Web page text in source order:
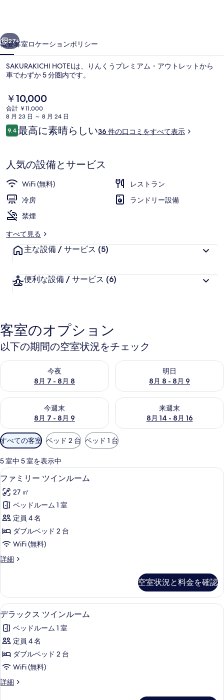
ラ
リ
ー
27+
概要客室ロケーションポリシー
SAKURAKICHI HOTELは、りんくうプレミアム・アウトレットから
車でわずか 5 分圏内です。
現
在
の
料
金
で
す
￥10,000
合計 ￥11,000
8 月 23 日 ～ 8 月 24 日
口
コ
9.410段階中9.4
最高に素晴らしい36 件の口コミをすべて表示
人気の設備とサービス
WiFi (無料)
レストラン
冷房
ランドリー設備
禁煙
すべて見る
主な設備 / サービス (5)
便利な設備 / サービス (6)
客室のオプション
以下の期間の空室状況をチェック
今夜
8月 7 - 8月 8
今夜 8月 7 - 8月 8 の空室状況をチェック
明日
8月 8 - 8月 9
明日 8月 8 - 8月 9 の空室状況
今週末
8月 7 - 8月 9
今週末 8月 7 - 8月 9 の空室状況をチェック
来週末
8月 14 - 8月 16
来週末 8月 14 - 8月 16 の空室
利
用
可
能
な
客
室
の
り
込
み
すべての客室 ベッド 2 台 ベッド 1 台
5 室中 5 室を表示中
フ
ァ
ミ
リ
ー
ツ
ン
ー
ム
の
す
べ
て
の
写
ファミリー ツインルーム | 羽毛の掛
9
ファミリー ツインルーム
27 ㎡
ベッドルーム 1 室
定員 4 名
ダブルベッド 2 台
WiFi (無料)
詳細
フ
ー
ツ
イ
ル
ー
の
詳
空室状況と料金を確認
デ
ラ
ッ
ク
ス
イ
デラックス ツインルーム | 羽毛の掛
8
デラックス ツインルーム
ベッドルーム 1 室
定員 4 名
ダブルベッド 2 台
WiFi (無料)
詳細
デ